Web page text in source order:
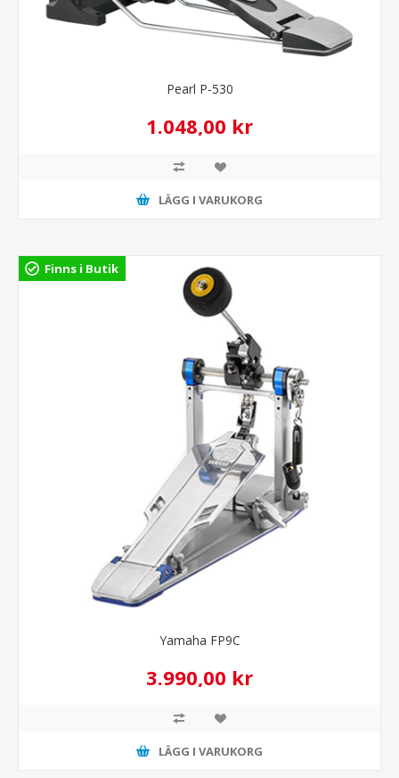
Pearl P-530
1.048,00 kr
LÄGG I VARUKORG
Finns i Butik
Yamaha FP9C
3.990,00 kr
LÄGG I VARUKORG